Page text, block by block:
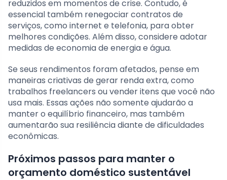
reduzidos em momentos de crise. Contudo, é
essencial também renegociar contratos de
serviços, como internet e telefonia, para obter
melhores condições. Além disso, considere adotar
medidas de economia de energia e água.
Se seus rendimentos foram afetados, pense em
maneiras criativas de gerar renda extra, como
trabalhos freelancers ou vender itens que você não
usa mais. Essas ações não somente ajudarão a
manter o equilíbrio financeiro, mas também
aumentarão sua resiliência diante de dificuldades
econômicas.
Próximos passos para manter o
orçamento doméstico sustentável